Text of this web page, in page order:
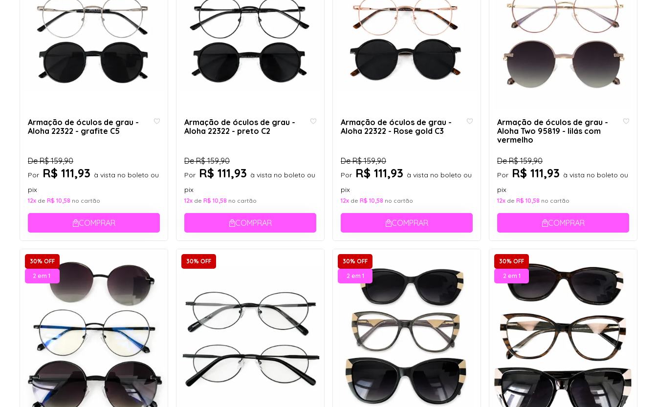
Armação de óculos de grau -
Aloha 22322 - grafite C5
DeR$ 159,90
Por R$ 111,93 à vista no boleto ou
pix
12x de R$ 10,58 no cartão
COMPRAR
Armação de óculos de grau -
Aloha 22322 - preto C2
DeR$ 159,90
Por R$ 111,93 à vista no boleto ou
pix
12x de R$ 10,58 no cartão
COMPRAR
Armação de óculos de grau -
Aloha 22322 - Rose gold C3
DeR$ 159,90
Por R$ 111,93 à vista no boleto ou
pix
12x de R$ 10,58 no cartão
COMPRAR
Armação de óculos de grau -
Aloha Two 95819 - lilás com
vermelho
DeR$ 159,90
Por R$ 111,93 à vista no boleto ou
pix
12x de R$ 10,58 no cartão
COMPRAR
30% OFF
2 em 1
30% OFF
30% OFF
2 em 1
30% OFF
2 em 1